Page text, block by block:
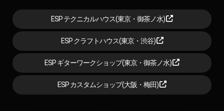
ESP テクニカルハウス(東京・御茶ノ水)
ESP クラフトハウス(東京・渋谷)
ESP ギターワークショップ(東京・御茶ノ水)
ESP カスタムショップ(大阪・梅田)